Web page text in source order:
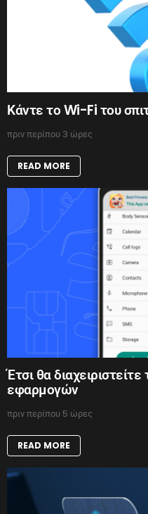
Κάντε το Wi-Fi του
πριν περίπου 3 ώρες
READ MORE
Έτσι θα
εφαρμογών
πριν περίπου 5 ώρες
READ MORE